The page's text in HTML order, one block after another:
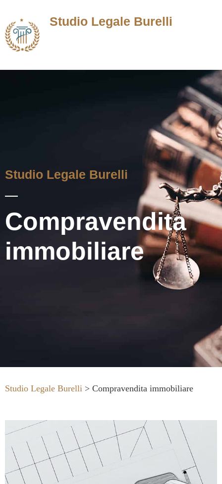
Studio Legale Burelli
Studio Legale Burelli
Compravendita
immobiliare
Studio Legale Burelli > Compravendita immobiliare